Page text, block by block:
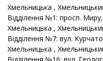
Хмельницька ,
Відділення №1: просп.
Хмельницька ,
Відділення №7: вул.
Хмельницька ,